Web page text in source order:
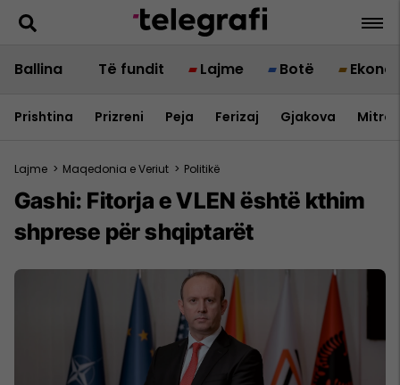
Ballina Të fundit Lajme Botë
Prishtina Prizreni Peja Ferizaj Gjakova
Lajme > Maqedonia e Veriut > Politikë
Gashi: Fitorja e VLEN është kthim
shprese për shqiptarët